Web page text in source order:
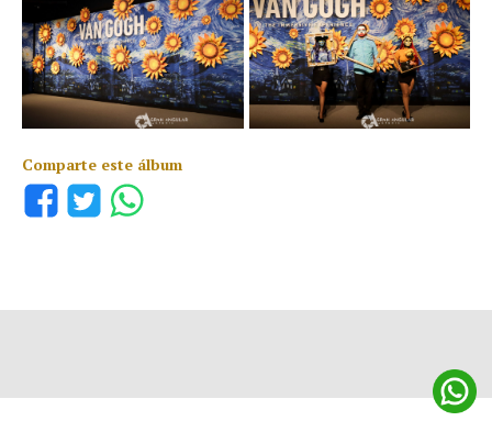
Comparte este álbum